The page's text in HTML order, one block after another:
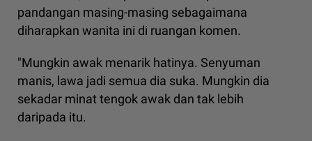
pandangan masing-masing sebagaimana
diharapkan wanita ini di ruangan komen.
"Mungkin awak menarik hatinya. Senyuman
manis, lawa jadi semua dia suka. Mungkin dia
sekadar minat tengok awak dan tak lebih
daripada itu.